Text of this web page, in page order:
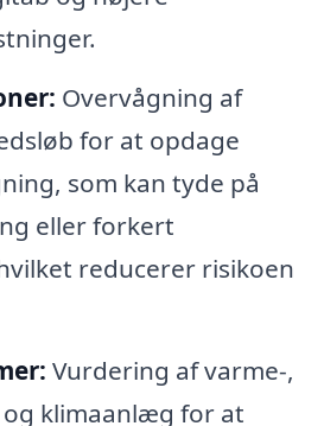
Overvågning af
for at opdage
som kan tyde på
eller forkert
reducerer risikoen
Vurdering af varme-,
klimaanlæg for at